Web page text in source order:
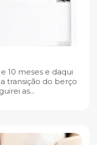
10 meses e daqui
transição do berço
as...